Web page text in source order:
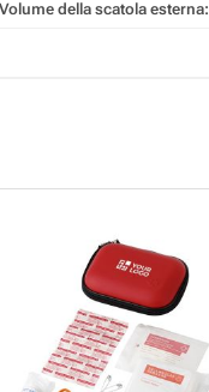
Volume della scatola esterna: